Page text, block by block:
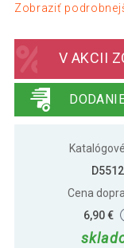
Zobraziť
V AKCII
Cena
6,90 €